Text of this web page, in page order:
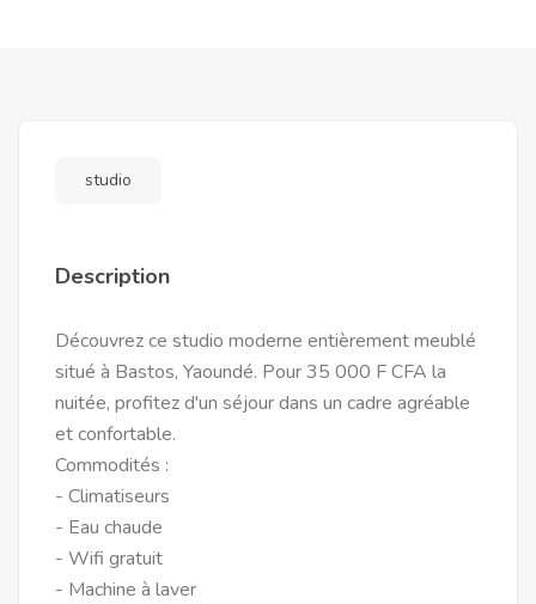
studio
Description
Découvrez ce studio moderne entièrement meublé
situé à Bastos, Yaoundé. Pour 35 000 F CFA la
nuitée, profitez d'un séjour dans un cadre agréable
et confortable.
Commodités :
- Climatiseurs
- Eau chaude
- Wifi gratuit
- Machine à laver